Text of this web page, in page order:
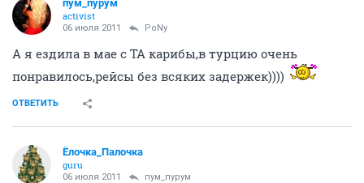
пум_пурум
activist
06 июля 2011 PoNy
А я ездила в мае с ТА карибы,в турцию очень
понравилось,рейсы без всяких задержек))))
ОТВЕТИТЬ
Ёлочка_Палочка
guru
06 июля 2011 пум_пурум